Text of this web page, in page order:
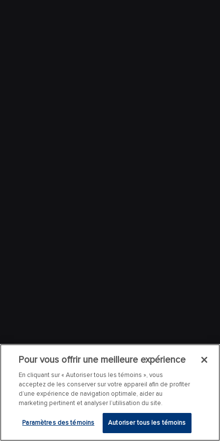
Pour vous offrir une meilleure expérience
En cliquant sur « Autoriser tous les témoins », vous
acceptez de les conserver sur votre appareil afin de profiter
d’une expérience de navigation optimale, aider au
marketing pertinent et analyser l’utilisation du site.
Paramètres des témoins Autoriser tous les témoins